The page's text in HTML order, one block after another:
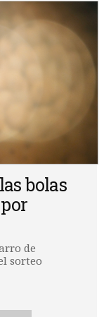
bolas
de
sorteo